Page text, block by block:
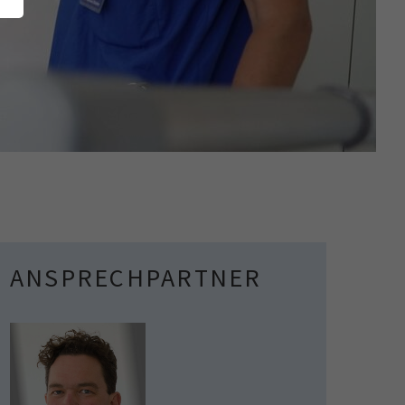
ANSPRECHPARTNER